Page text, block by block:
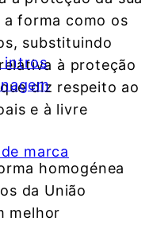
intros
marca
forma como os
substituindo
à proteção
diz respeito ao
e à livre
homogénea
da União
melhor